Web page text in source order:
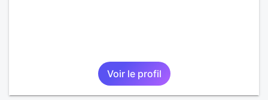
Voir le profil